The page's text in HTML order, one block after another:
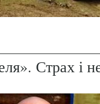
Страх і